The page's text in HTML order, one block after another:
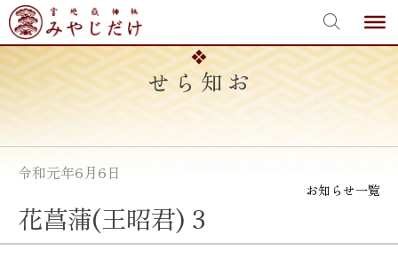
Skip
to
content
お知らせ
令和元年6月6日
お知らせ一覧
花菖蒲(王昭君) 3